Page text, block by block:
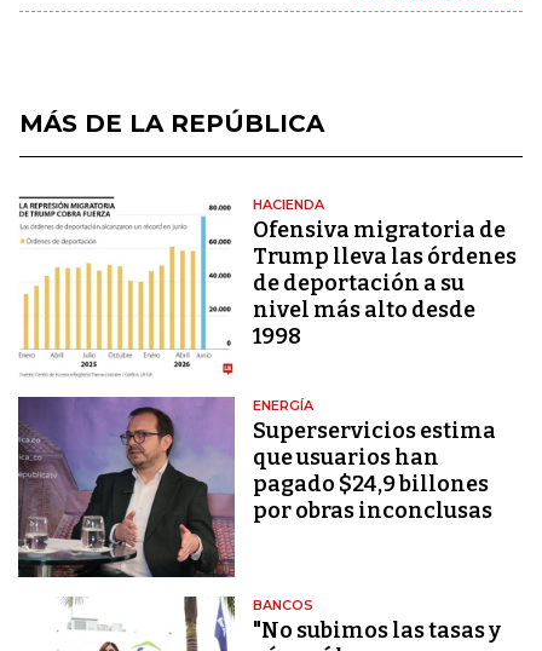
MÁS DE LA REPÚBLICA
HACIENDA
Ofensiva migratoria de
Trump lleva las órdenes
de deportación a su
nivel más alto desde
1998
ENERGÍA
Superservicios estima
que usuarios han
pagado $24,9 billones
por obras inconclusas
BANCOS
"No subimos las tasas y